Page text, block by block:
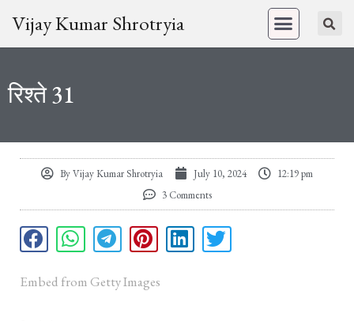
Vijay Kumar Shrotryia
रिश्ते 31
ByVijay Kumar Shrotryia July 10, 2024
12:19 pm
3 Comments
Embed from Getty Images